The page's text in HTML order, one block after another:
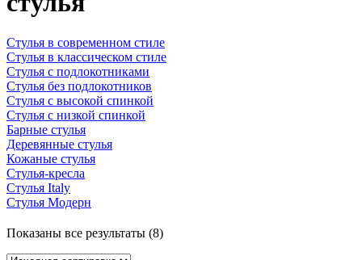
Стулья в современном стиле
Стулья в классическом стиле
Стулья с подлокотниками
Стулья без подлокотников
Стулья с высокой спинкой
Стулья с низкой спинкой
Барные стулья
Деревянные стулья
Кожаные стулья
Стулья-кресла
Стулья Italy
Стулья Модерн
Показаны все результаты (8)